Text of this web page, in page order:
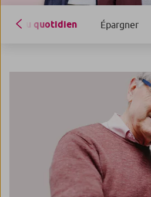
Au quotidien Épargner